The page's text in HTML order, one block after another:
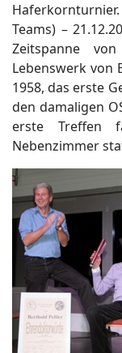
Teams) –
Zeitspanne
Lebenswerk von
1958, das erste
den damaligen
erste Treffen
Nebenzimmer